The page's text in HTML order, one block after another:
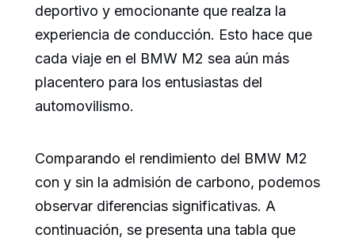
deportivo y emocionante que realza la
experiencia de conducción. Esto hace que
cada viaje en el BMW M2 sea aún más
placentero para los entusiastas del
automovilismo.
Comparando el rendimiento del BMW M2
con y sin la admisión de carbono, podemos
observar diferencias significativas. A
continuación, se presenta una tabla que